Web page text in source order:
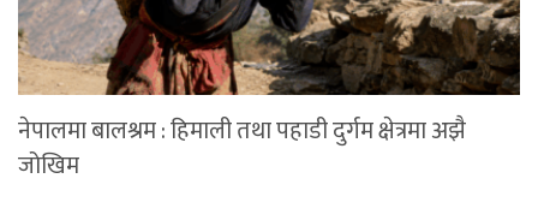
नेपालमा बालश्रम : हिमाली तथा पहाडी दुर्गम क्षेत्रमा अझै
जोखिम